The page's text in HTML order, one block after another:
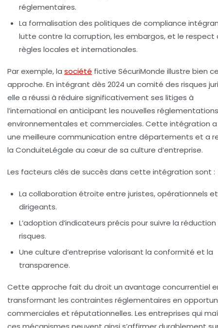
réglementaires.
La formalisation des politiques de compliance
lutte contre la corruption, les embargos, et le respect
règles locales et internationales.
Par exemple, la société fictive SécuriMonde illustre bien
approche. En intégrant dès 2024 un comité des risques
elle a réussi à réduire significativement ses litiges à
l’international en anticipant les nouvelles réglementations
environnementales et commerciales. Cette intégration
une meilleure communication entre départements et a
la ConduiteLégale au cœur de sa culture d’entreprise.
Les facteurs clés de succès dans cette intégration sont :
La collaboration étroite entre juristes, opérationnels et
dirigeants.
L’adoption d’indicateurs précis pour suivre la
risques.
Une culture d’entreprise valorisant la conformité et la
transparence.
Cette approche fait du droit un avantage concurrentiel
transformant les contraintes réglementaires en
commerciales et réputationnelles. Les entreprises qui